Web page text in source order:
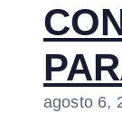
agosto 6,